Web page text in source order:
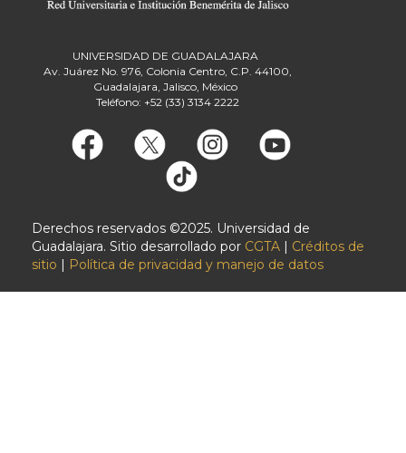
UNIVERSIDAD DE GUADALAJARA
Av. Juárez No. 976, Colonia Centro, C.P. 44100,
Guadalajara, Jalisco, México
Teléfono: +52 (33) 3134 2222
Derechos reservados ©2025. Universidad de
Guadalajara. Sitio desarrollado por CGTA | Créditos de
sitio | Política de privacidad y manejo de datos